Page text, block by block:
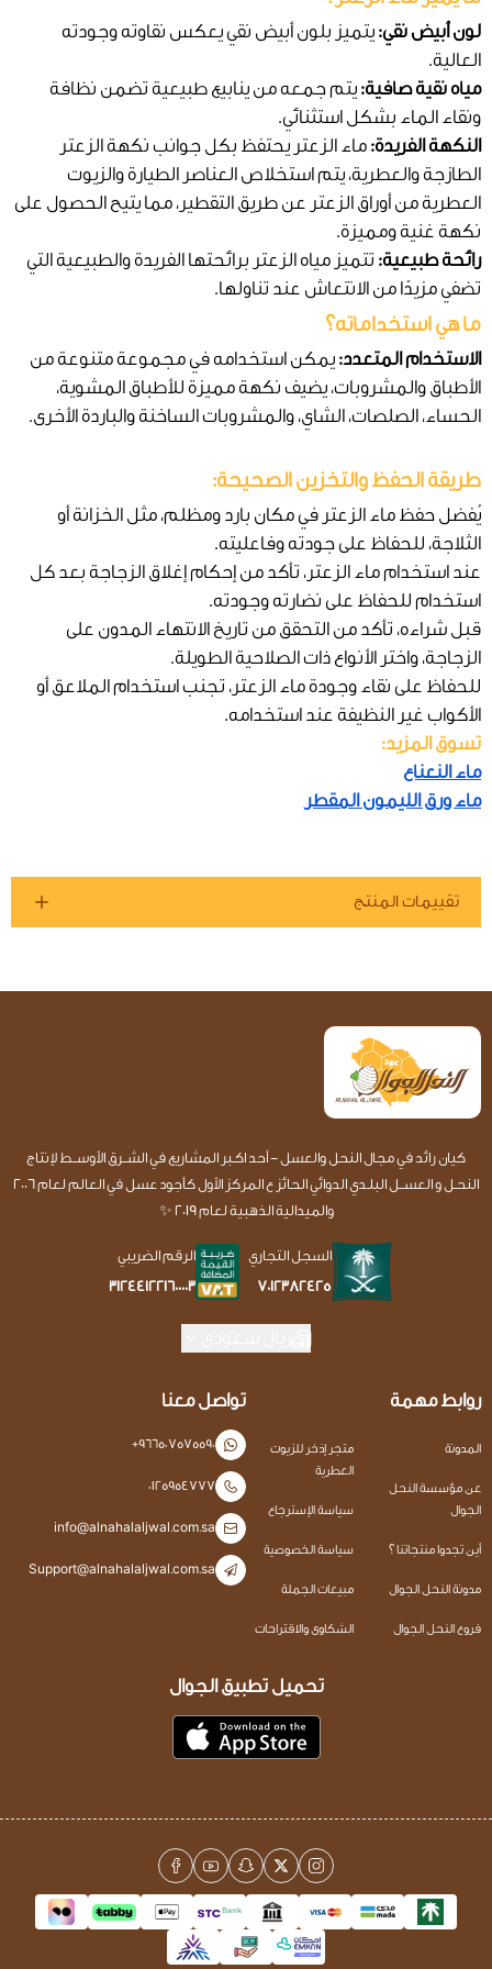
لون أبيض نقي: يتميز بلون أبيض نقي يعكس نقاوته وجودته
العالية.
مياه نقية صافية: يتم جمعه من ينابيع طبيعية تضمن نظافة
ونقاء الماء بشكل استثنائي.
النكهة الفريدة: ماء الزعتر يحتفظ بكل جوانب نكهة الزعتر
الطازجة والعطرية، يتم استخلاص العناصر الطيارة والزيوت
العطرية من أوراق الزعتر عن طريق التقطير، مما يتيح الحصول على
نكهة غنية ومميزة.
رائحة طبيعية: تتميز مياه الزعتر برائحتها الفريدة والطبيعية التي
تضفي مزيدًا من الانتعاش عند تناولها.
ما هي استخداماته؟
الاستخدام المتعدد: يمكن استخدامه في مجموعة متنوعة من
الأطباق والمشروبات، يضيف نكهة مميزة للأطباق المشوية،
الحساء، الصلصات، الشاي، والمشروبات الساخنة والباردة الأخرى.
طريقة الحفظ والتخزين الصحيحة:
يُفضل حفظ ماء الزعتر في مكان بارد ومظلم، مثل الخزانة أو
الثلاجة، للحفاظ على جودته وفاعليته.
عند استخدام ماء الزعتر، تأكد من إحكام إغلاق الزجاجة بعد كل
استخدام للحفاظ على نضارته وجودته.
قبل شراءه، تأكد من التحقق من تاريخ الانتهاء المدون على
الزجاجة، واختر الأنواع ذات الصلاحية الطويلة.
للحفاظ على نقاء وجودة ماء الزعتر، تجنب استخدام الملاعق أو
الأكواب غير النظيفة عند استخدامه.
تسوق المزيد:
ماء النعناع
ماء ورق الليمون المقطر
تقييمات المنتج
كيان رائد في مجال النحل والعسل - أحد اكـبر المشاريع في الشــرق الأوســط لإنتاج
النحـل و العســل البلـدي الدوائي الحائز ع المركز الأول كأجود عسل في العالم لعام 2006
والميدالية الذهبية لعام 2019 ✨
السجل التجاري
7012382425
الرقم الضريبي
312441221600003
روابط مهمة
المدونة
عن مؤسسة النحل
الجوال
أين تجدوا منتجاتنا ؟
مدونة النحل الجوال
فروع النحل الجوال
متجر إذخر للزيوت
العطرية
سياسة الإسترجاع
سياسة الخصوصية
مبيعات الجملة
الشكاوى والاقتراحات
تواصل معنا
+966507575590
0125954777
info@alnahalaljwal.com.sa
Support@alnahalaljwal.com.sa
تحميل تطبيق الجوال